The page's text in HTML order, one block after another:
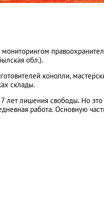
обл.).
конопли,
склады.
лет лишения свободы. Но это
работа. Основную